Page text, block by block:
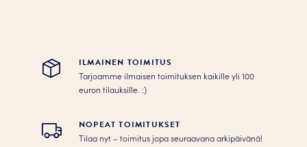
ILMAINEN TOIMITUS
Tarjoamme ilmaisen toimituksen kaikille yli 100
euron tilauksille. :­­)
NOPEAT TOIMITUKSET
Tilaa nyt – toimitus jopa seuraavana arkipäivänä!